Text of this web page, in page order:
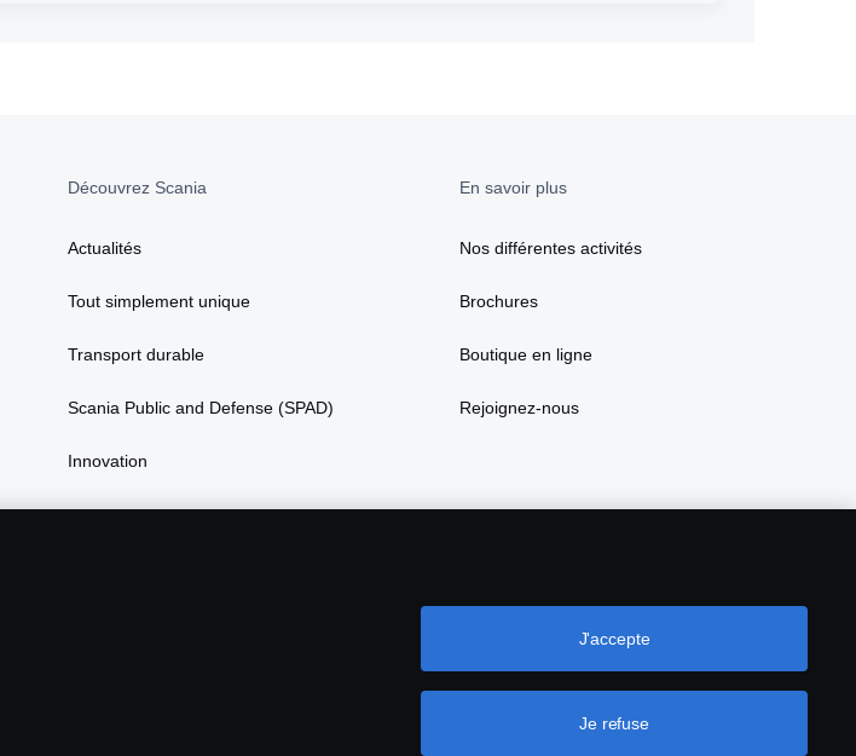
Découvrez Scania
Actualités
Tout simplement unique
Transport durable
Scania Public and Defense (SPAD)
Innovation
En savoir plus
Nos différentes activités
Brochures
Boutique en ligne
Rejoignez-nous
Je refuse
J'accepte